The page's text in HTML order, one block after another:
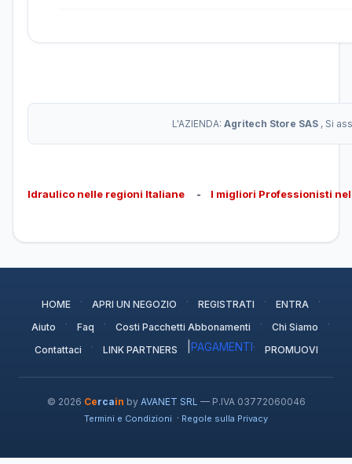
L'AZIENDA: Agritech Store SAS , Si
Idraulico nelle regioni Italiane - I migliori Professionisti
HOME · APRI UN NEGOZIO · REGISTRATI · ENTRA ·
Aiuto · Faq · Costi Pacchetti Abbonamenti · Chi Siamo ·
Contattaci · LINK PARTNERS PAGAMENTI· PROMUOVI
© 2026 Cercain by AVANET SRL — P.IVA 03772060046
Termini e Condizioni · Regole sulla Privacy